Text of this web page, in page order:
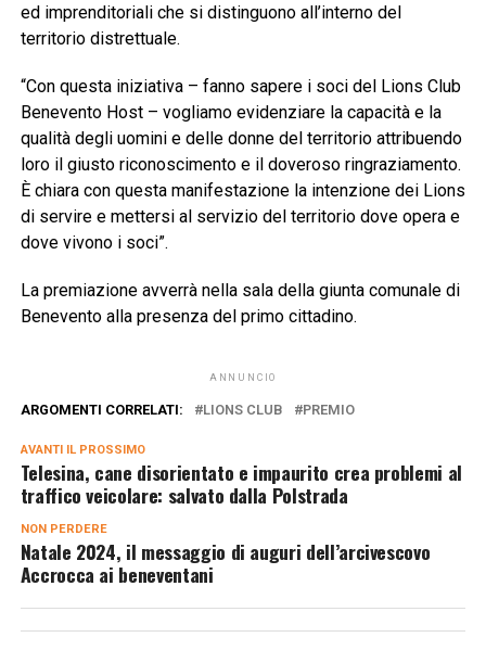
ed imprenditoriali che si distinguono all’interno del
territorio distrettuale.
“Con questa iniziativa – fanno sapere i soci del Lions Club
Benevento Host – vogliamo evidenziare la capacità e la
qualità degli uomini e delle donne del territorio attribuendo
loro il giusto riconoscimento e il doveroso ringraziamento.
È chiara con questa manifestazione la intenzione dei Lions
di servire e mettersi al servizio del territorio dove opera e
dove vivono i soci”.
La premiazione avverrà nella sala della giunta comunale di
Benevento alla presenza del primo cittadino.
ANNUNCIO
ARGOMENTI CORRELATI: LIONS CLUB PREMIO
AVANTI IL ​​PROSSIMO
Telesina, cane disorientato e impaurito crea problemi al
traffico veicolare: salvato dalla Polstrada
NON PERDERE
Natale 2024, il messaggio di auguri dell’arcivescovo
Accrocca ai beneventani